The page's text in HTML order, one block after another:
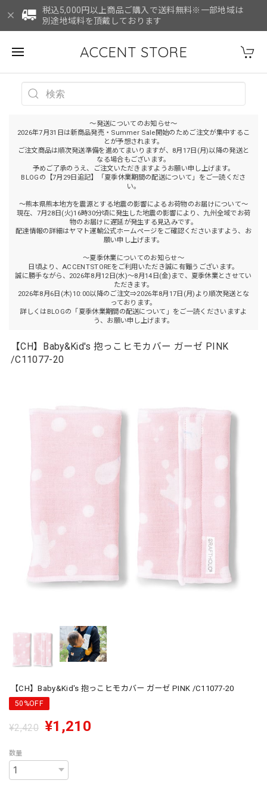
税込5,000円以上商品ご購入で送料無料※一部地域は
別途地域料を頂戴しております
ACCENT STORE
～発送についてのお知らせ～
2026年7月31日は新商品発売・Summer Sale開始のためご注文が集中するこ
とが予想されます。
ご注文商品は順次発送準備を進めてまいりますが、8月17日(月)以降の発送と
なる場合もございます。
予めご了承のうえ、ご注文いただきますようお願い申し上げます。
BLOGの【7月29日追記】「夏季休業期間の配送について」をご一読くださ
い。
～熊本県熊本地方を震源とする地震の影響によるお荷物のお届けについて～
現在、7月28日(火)16時30分頃に発生した地震の影響により、九州全域でお荷
物のお届けに遅延が発生する見込みです。
配達情報の詳細はヤマト運輸公式ホームページをご確認くださいますよう、お
願い申し上げます。
～夏季休業についてのお知らせ～
日頃より、ACCENTSTOREをご利用いただき誠に有難うございます。
誠に勝手ながら、2026年8月12日(水)～8月14日(金)まで、夏季休業とさせてい
ただきます。
2026年8月6日(木)10:00以降のご注文⇒2026年8月17日(月)より順次発送とな
っております。
詳しくはBLOGの「夏季休業期間の配送について」をご一読くださいますよ
う、お願い申し上げます。
【CH】Baby&Kid's 抱っこヒモカバー ガーゼ PINK
/C11077-20
【CH】Baby&Kid's 抱っこヒモカバー ガーゼ PINK /C11077-20
50%OFF
¥2,420 ¥1,210
数量